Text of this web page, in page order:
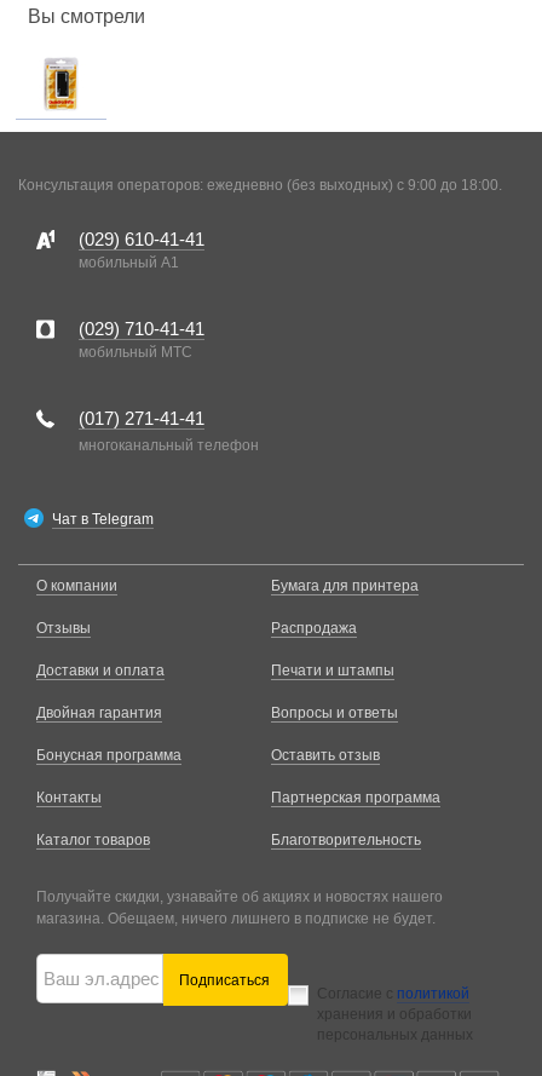
Вы смотрели
Консультация операторов: ежедневно (без выходных) с 9:00 до 18:00.
(029) 610-41-41
мобильный A1
(029) 710-41-41
мобильный MTC
(017) 271-41-41
многоканальный телефон
Чат в Telegram
О компании
Отзывы
Доставки и оплата
Двойная гарантия
Бонусная программа
Контакты
Каталог товаров
Бумага для принтера
Распродажа
Печати и штампы
Вопросы и ответы
Оставить отзыв
Партнерская программа
Благотворительность
Получайте скидки, узнавайте об акциях и новостях нашего
магазина. Обещаем, ничего лишнего в подписке не будет.
Подписаться
Согласие с политикой
хранения и обработки
персональных данных